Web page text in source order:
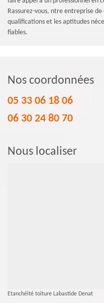
Rassurez-vous, ntre entreprise
qualifications et les aptitudes
fiables.
Nos coordonnées
05 33 06 18 06
06 30 24 80 70
Nous localiser
Etanchéité toiture Labastide Denat